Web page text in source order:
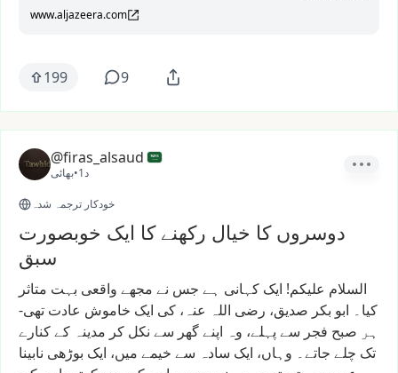
www.aljazeera.com
199 9
@firas_alsaud
بھائی• 1د
خودکار ترجمہ شدہ
دوسروں کا خیال رکھنے کا ایک خوبصورت
سبق
السلام علیکم! ایک کہانی ہے جس نے مجھے واقعی بہت متاثر
کیا۔ ابو بکر صدیق، رضی اللہ عنہ، کی ایک خاموش عادت تھی-
ہر صبح فجر سے پہلے، وہ اپنےگھر سے نکل کر مدینہ کےکنارے
تک چلے جاتے۔ وہاں، ایک سادہ سے خیمے میں، ایک بوڑھی نابینا